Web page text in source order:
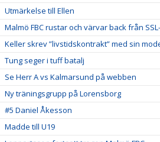
Utmärkelse till Ellen
Malmö FBC rustar och värvar back från
Keller skrev ”livstidskontrakt” med sin
Tung seger i tuff batalj
Se Herr A vs Kalmarsund på webben
Ny träningsgrupp på Lorensborg
#5 Daniel Åkesson
Madde till U19